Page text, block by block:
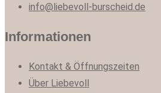
info@liebevoll-burscheid.de
Informationen
Kontakt & Öffnungszeiten
Über Liebevoll